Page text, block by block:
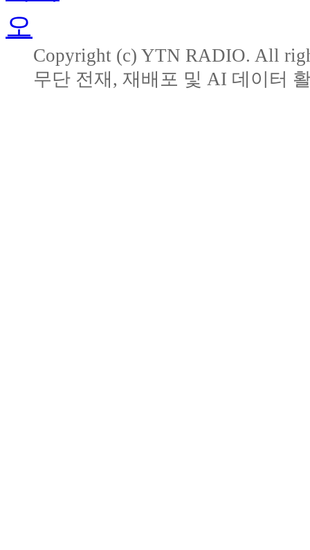
Copyright (c) YTN RADIO. All
무단 전재, 재배포 및 AI 데이터